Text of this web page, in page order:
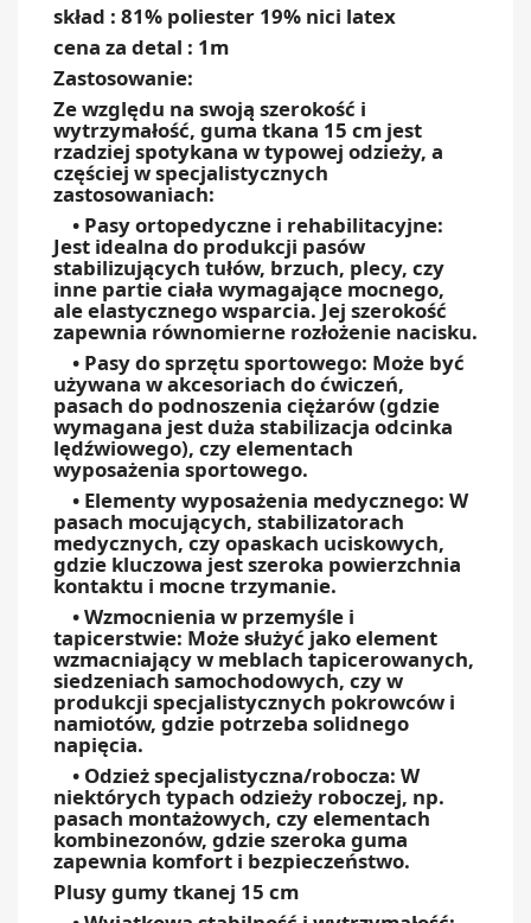
skład : 81% poliester 19% nici latex
cena za detal : 1m
Zastosowanie:
Ze względu na swoją szerokość i
wytrzymałość, guma tkana 15 cm jest
rzadziej spotykana w typowej odzieży, a
częściej w specjalistycznych
zastosowaniach:
• Pasy ortopedyczne i rehabilitacyjne:
Jest idealna do produkcji pasów
stabilizujących tułów, brzuch, plecy, czy
inne partie ciała wymagające mocnego,
ale elastycznego wsparcia. Jej szerokość
zapewnia równomierne rozłożenie nacisku.
• Pasy do sprzętu sportowego: Może być
używana w akcesoriach do ćwiczeń,
pasach do podnoszenia ciężarów (gdzie
wymagana jest duża stabilizacja odcinka
lędźwiowego), czy elementach
wyposażenia sportowego.
• Elementy wyposażenia medycznego: W
pasach mocujących, stabilizatorach
medycznych, czy opaskach uciskowych,
gdzie kluczowa jest szeroka powierzchnia
kontaktu i mocne trzymanie.
• Wzmocnienia w przemyśle i
tapicerstwie: Może służyć jako element
wzmacniający w meblach tapicerowanych,
siedzeniach samochodowych, czy w
produkcji specjalistycznych pokrowców i
namiotów, gdzie potrzeba solidnego
napięcia.
• Odzież specjalistyczna/robocza: W
niektórych typach odzieży roboczej, np.
pasach montażowych, czy elementach
kombinezonów, gdzie szeroka guma
zapewnia komfort i bezpieczeństwo.
Plusy gumy tkanej 15 cm